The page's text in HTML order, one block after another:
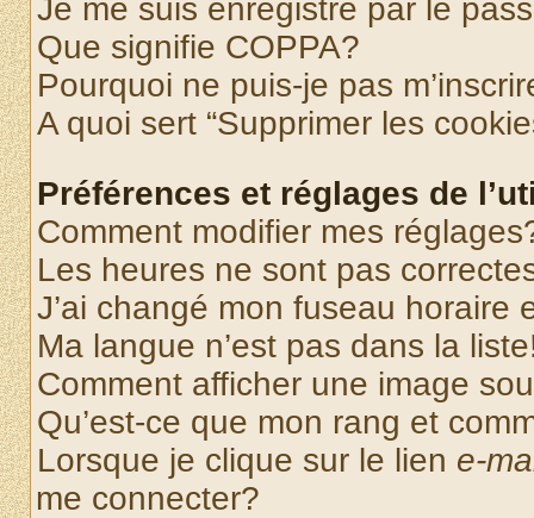
Je me suis enregistré par le
Que signifie COPPA?
Pourquoi ne puis-je pas
A quoi sert “Supprimer les
Préférences et réglages de
Comment modifier mes
Les heures ne sont pas
J’ai changé mon fuseau horaire
Ma langue n’est pas dans la
Comment afficher une image
Qu’est-ce que mon rang et
Lorsque je clique sur le lien e-
me connecter?